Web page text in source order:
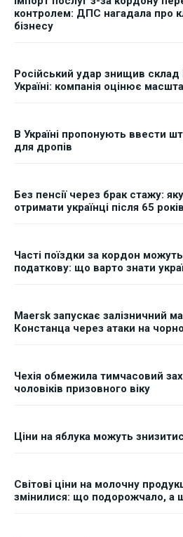
контролем: ДПС нагадала про
бізнесу
Російський удар знищив склад
Україні: компанія оцінює
В Україні пропонують ввести
для дропів
Без пенсії через брак стажу:
отримати українці після 65 років
Часті поїздки за кордон
податкову: що варто знати
Maersk запускає залізничний
Констанца через атаки на
Чехія обмежила тимчасовий
чоловіків призовного віку
Ціни на яблука можуть
Світові ціни на молочну
змінилися: що подорожчало, а